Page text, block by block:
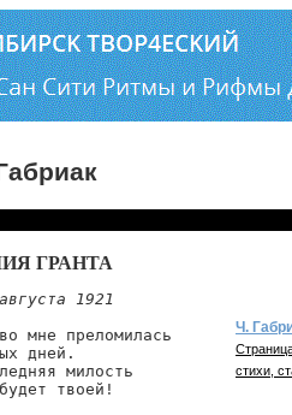
ГРАНТА
1921
мне преломилась
дней.
милость
твоей!
Ч.
стихи,